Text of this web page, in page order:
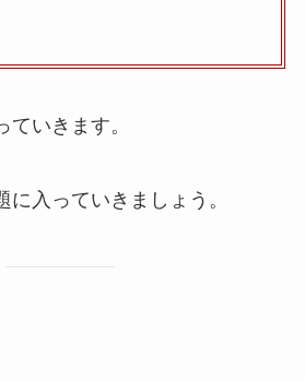
ていきます。
に入っていきましょう。